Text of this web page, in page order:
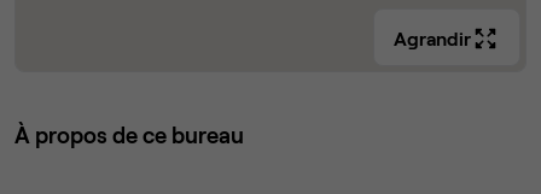
Agrandir
À propos de ce bureau